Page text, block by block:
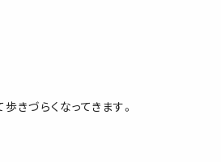
きづらくなってきます。